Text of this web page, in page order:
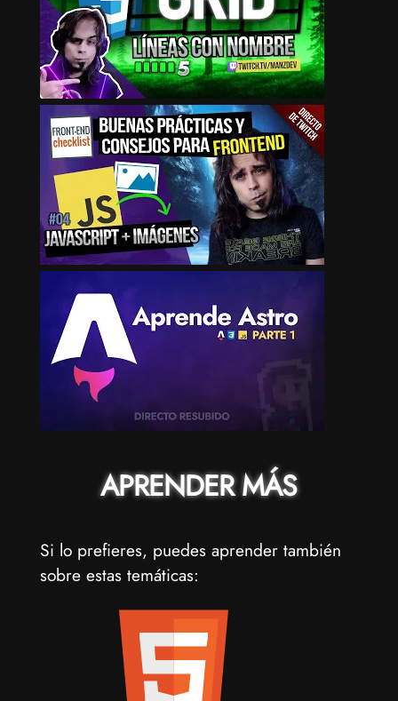
APRENDER MÁS
Si lo prefieres, puedes aprender también
sobre estas temáticas: